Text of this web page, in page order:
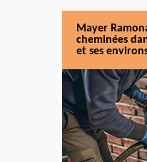
Mayer
cheminées
et ses